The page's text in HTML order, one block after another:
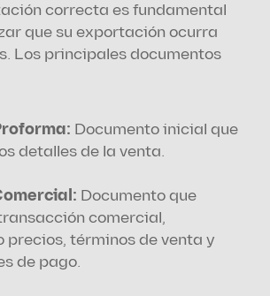
correcta es fundamental
que su exportación ocurra
Los principales documentos
Documento inicial que
detalles de la venta.
Documento que
comercial,
precios, términos de venta y
de pago.